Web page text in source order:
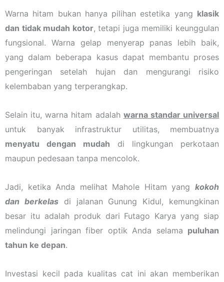
Warna hitam bukan hanya pilihan estetika yang klasik
dan tidak mudah kotor, tetapi juga memiliki keunggulan
fungsional. Warna gelap menyerap panas lebih baik,
yang dalam beberapa kasus dapat membantu proses
pengeringan setelah hujan dan mengurangi risiko
kelembaban yang terperangkap.
Selain itu, warna hitam adalah warna standar universal
untuk banyak infrastruktur utilitas, membuatnya
menyatu dengan mudah di lingkungan perkotaan
maupun pedesaan tanpa mencolok.
Jadi, ketika Anda melihat Mahole Hitam yang kokoh
dan berkelasdi jalanan Gunung Kidul, kemungkinan
besar itu adalah produk dari Futago Karya yang siap
melindungi jaringan fiber optik Anda selama puluhan
tahun ke depan.
Investasi kecil pada kualitas cat ini akan memberikan